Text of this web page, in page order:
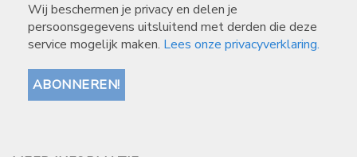
Wij beschermen je privacy en delen je
persoonsgegevens uitsluitend met derden die deze
service mogelijk maken. Lees onze privacyverklaring.